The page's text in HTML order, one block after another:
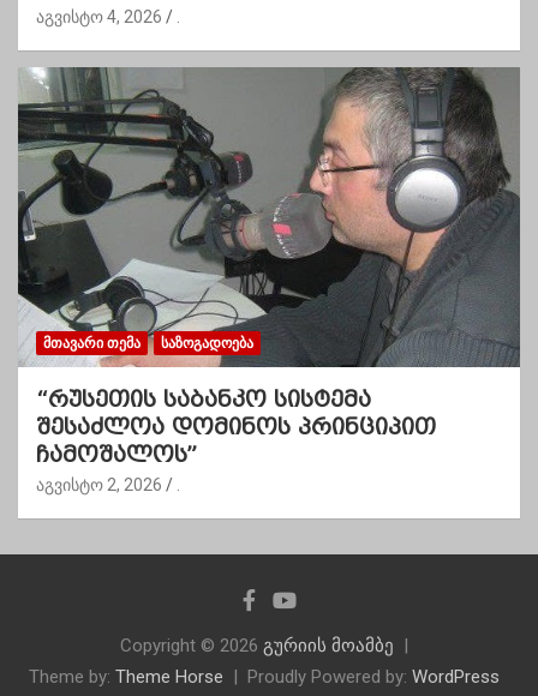
აგვისტო 4, 2026
ᲛᲗᲐᲕᲐᲠᲘ ᲗᲔᲛᲐ ᲡᲐᲖᲝᲒᲐᲓᲝᲔᲑᲐ
“რუსეთის საბანკო სისტემა
შესაძლოა დომინოს პრინციპით
ჩამოშალოს”
აგვისტო 2, 2026 .
Copyright © 2026 გურიის მოამბე
Theme by: Theme Horse Proudly Powered by: WordPress